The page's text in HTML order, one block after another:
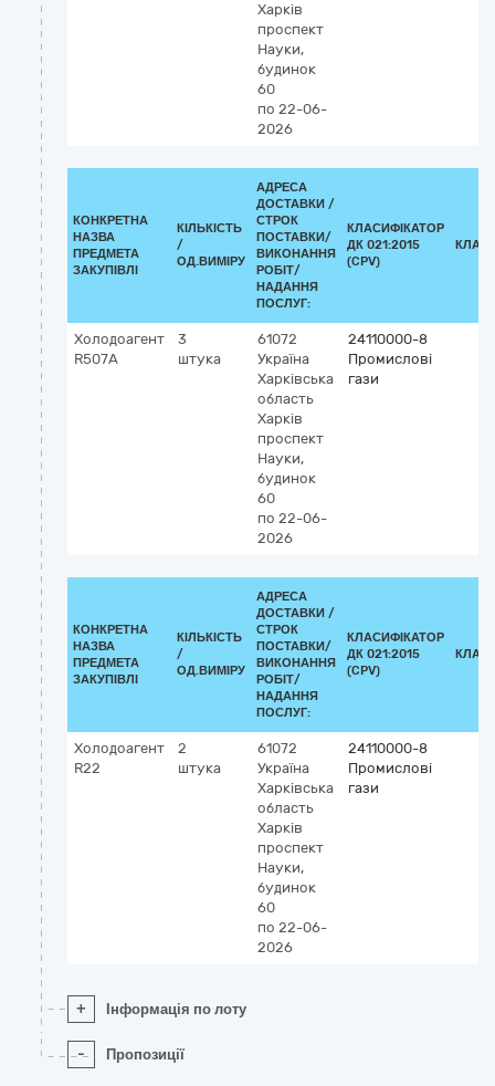
Харків
проспект
Науки,
будинок
60
по 22-06-
2026
КОНКРЕТНА
НАЗВА
ПРЕДМЕТА
ЗАКУПІВЛІ
КІЛЬКІСТЬ
/
ОД.ВИМІРУ
АДРЕСА
ДОСТАВКИ /
СТРОК
ПОСТАВКИ/
ВИКОНАННЯ
РОБІТ/
НАДАННЯ
ПОСЛУГ:
КЛАСИФІКАТОР
ДК 021:2015
(CPV)
Холодоагент
R507А
3
штука
61072
Україна
Харківська
область
Харків
проспект
Науки,
будинок
60
по 22-06-
2026
24110000-8
Промислові
гази
КОНКРЕТНА
НАЗВА
ПРЕДМЕТА
ЗАКУПІВЛІ
КІЛЬКІСТЬ
/
ОД.ВИМІРУ
АДРЕСА
ДОСТАВКИ /
СТРОК
ПОСТАВКИ/
ВИКОНАННЯ
РОБІТ/
НАДАННЯ
ПОСЛУГ:
КЛАСИФІКАТОР
ДК 021:2015
(CPV)
Холодоагент
R22
2
штука
61072
Україна
Харківська
область
Харків
проспект
Науки,
будинок
60
по 22-06-
2026
24110000-8
Промислові
гази
+ Інформація по лоту
- Пропозиції